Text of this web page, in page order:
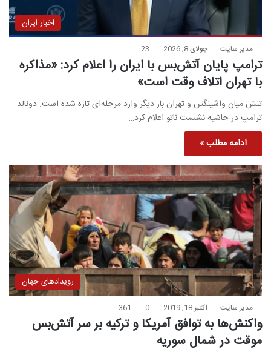
اخبار ایران
مدیر سایت جولای 8, 2026 23
ترامپ پایان آتش‌بس با ایران را اعلام کرد: «مذاکره
با تهران اتلاف وقت است»
تنش میان واشینگتن و تهران بار دیگر وارد مرحله‌ای تازه شده است. دونالد
ترامپ در حاشیه نشست ناتو اعلام کرد…
ادامه مطلب »
رویدادهای جهان
مدیر سایت اکتبر 18, 2019 0
361
واکنش‌ها به توافق آمریکا و ترکیه بر سر آتش‌بس
موقت در شمال سوریه